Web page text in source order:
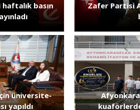
basın
Zafer Partisi
üniversite-
yapıldı